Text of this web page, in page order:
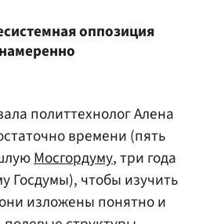
оппозиция
политтехнолог Алена
времени (пять
Мосгордуму, три года
Госдумы), чтобы изучить
изложены понятно и